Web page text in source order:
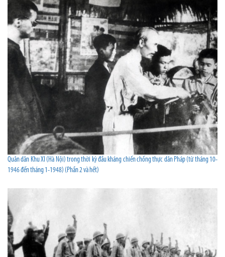
Quân dân Khu XI (Hà Nội) trong thời kỳ đầu kháng chiến chống thực dân Pháp (từ tháng 10-
1946 đến tháng 1-1948) (Phần 2 và hết)